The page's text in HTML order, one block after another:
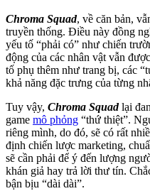
Chroma Squad, về căn bản,
truyền thống. Điều này đồng
yếu tố “phải có” như chiến
động của các nhân vật vẫn
tố phụ thêm như trang bị, các
khả năng đặc trưng của từng
Tuy vậy, Chroma Squadlại
game mô phỏng “thứ thiệt”.
riêng mình, do đó, sẽ có rất
định chiến lược marketing,
sẽ cần phải để ý đến lượng
khán giả hay trả lời thư tín.
bận bịu “dài dài”.